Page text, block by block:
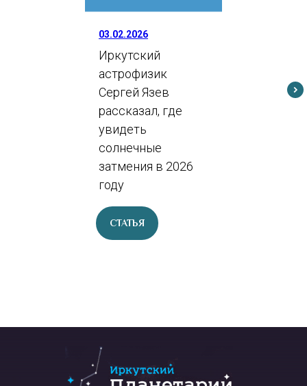
03.02.2026
Иркутский
астрофизик
Сергей Язев
рассказал, где
увидеть
солнечные
затмения в 2026
году
СТАТЬЯ